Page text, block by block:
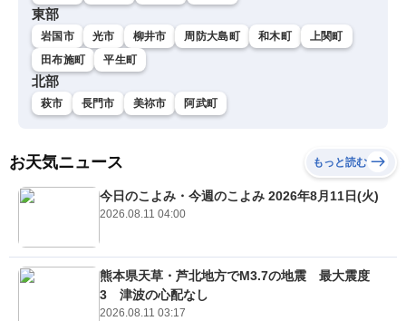
東部
岩国市 光市 柳井市 周防大島町 和木町
上関町
田布施町
平生町
北部
萩市 長門市 美祢市 阿武町
お天気ニュース もっと読む
今日のこよみ・今週のこよみ 2026年8月11日(火)
2026.08.11 04:00
熊本県天草・芦北地方でM3.7の地震 最大震度
3 津波の心配なし
2026.08.11 03:17